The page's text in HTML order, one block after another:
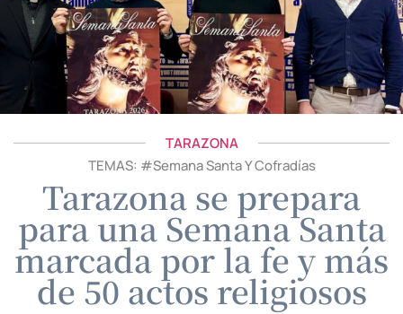
TARAZONA
TEMAS: #Semana Santa Y Cofradías
Tarazona se prepara
para una Semana Santa
marcada por la fe y más
de 50 actos religiosos